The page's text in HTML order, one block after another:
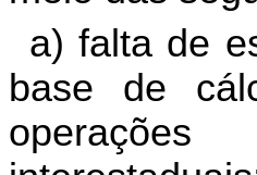
a) falta de
base de
operações